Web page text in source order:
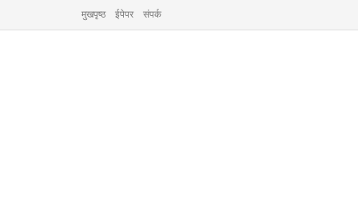
मुखपृष्ठ ईपेपर संपर्क